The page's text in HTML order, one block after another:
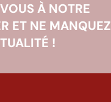
À NOTRE
ET NE MANQUEZ
!